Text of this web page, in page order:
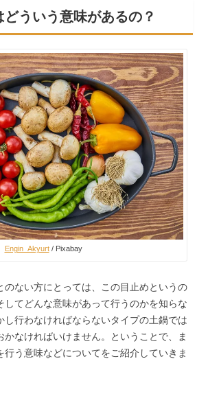
ういう意味があるの？
Engin_Akyurt/ Pixabay
のない方にとっては、この目止めというの
してどんな意味があって行うのかを知らな
し行わなければならないタイプの土鍋では
かなければいけません。ということで、ま
う意味などについてをご紹介していきま